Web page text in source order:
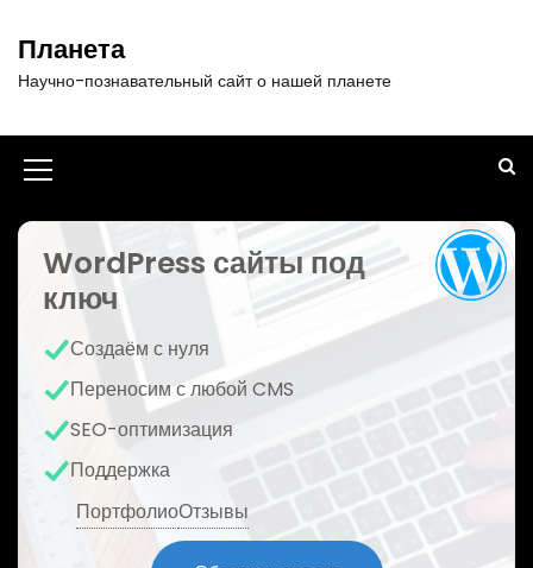
т
Планета
Научно-познавательный сайт о нашей планете
И
к
о
н
к
а
м
WordPress сайты под
ключ
Создаём с нуля
Переносим с любой CMS
SEO-оптимизация
Поддержка
ПортфолиоОтзывы